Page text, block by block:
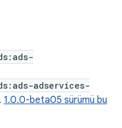
adservices-
1.0.0-beta05 sürümü bu